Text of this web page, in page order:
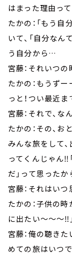
はまった理由っ
たかの：「もう
いて、「自分な
う自分から…
宮藤：それいつの
たかの：もうず
っと！つい最近
宮藤：それで、
たかの：その、
みんな旅をして
ってくんじゃん
だ」って思ったか
宮藤：それはい
たかの：子供の
に出たい～～～‼
宮藤：俺の聴き
めての旅はいつ